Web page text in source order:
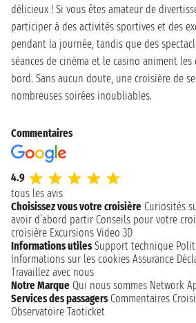
délicieux ! Si vous êtes amateur de
participer à des activités sportives et des
pendant la journée, tandis que des
séances de cinéma et le casino animent
bord. Sans aucun doute, une croisière de
nombreuses soirées inoubliables.
Commentaires
4.9
tous les avis
Choisissez vous votre croisière Curiosités
avoir d’abord partir Conseils pour votre
croisière Excursions Video 3D
Informations utiles Support technique
Informations sur les cookies Assurance
Travaillez avec nous
Notre Marque Qui nous sommes Network
Services des passagers Commentaires
Observatoire Taoticket